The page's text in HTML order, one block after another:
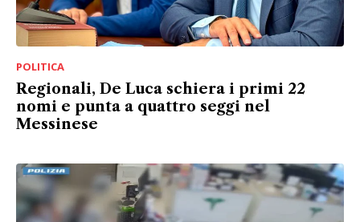
POLITICA
Regionali, De Luca schiera i primi 22
nomi e punta a quattro seggi nel
Messinese